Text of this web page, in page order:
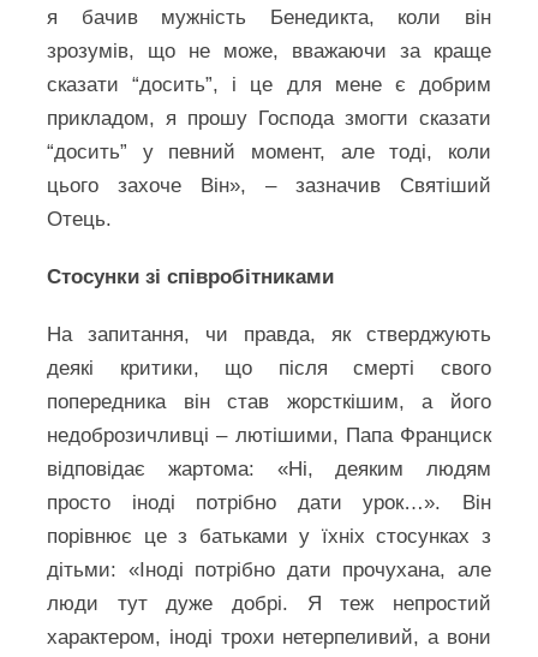
я бачив мужність Бенедикта, коли він
зрозумів, що не може, вважаючи за краще
сказати “досить”, і це для мене є добрим
прикладом, я прошу Господа змогти сказати
“досить” у певний момент, але тоді, коли
цього захоче Він», – зазначив Святіший
Отець.
Стосунки зі співробітниками
На запитання, чи правда, як стверджують
деякі критики, що після смерті свого
попередника він став жорсткішим, а його
недоброзичливці – лютішими, Папа Франциск
відповідає жартома: «Ні, деяким людям
просто іноді потрібно дати урок…». Він
порівнює це з батьками у їхніх стосунках з
дітьми: «Іноді потрібно дати прочухана, але
люди тут дуже добрі. Я теж непростий
характером, іноді трохи нетерпеливий, а вони